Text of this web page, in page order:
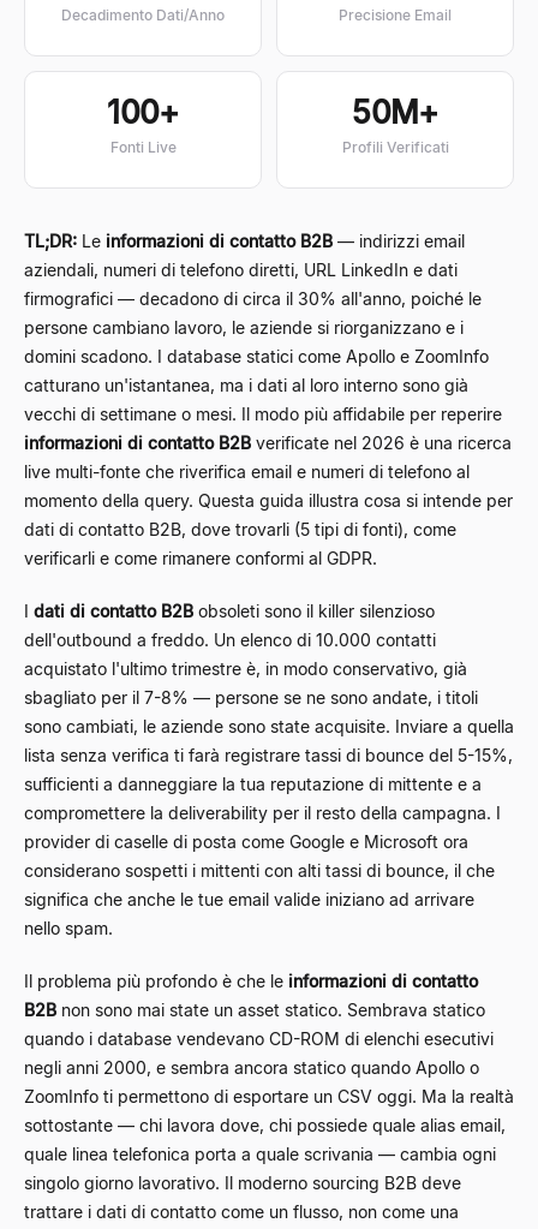
Decadimento Dati/Anno Precisione Email
100+
Fonti Live
50M+
Profili Verificati
TL;DR: Le informazioni di contatto B2B — indirizzi email
aziendali, numeri di telefono diretti, URL LinkedIn e dati
firmografici — decadono di circa il 30% all'anno, poiché le
persone cambiano lavoro, le aziende si riorganizzano e i
domini scadono. I database statici come Apollo e ZoomInfo
catturano un'istantanea, ma i dati al loro interno sono già
vecchi di settimane o mesi. Il modo più affidabile per reperire
informazioni di contatto B2B verificate nel 2026 è una ricerca
live multi-fonte che riverifica email e numeri di telefono al
momento della query. Questa guida illustra cosa si intende per
dati di contatto B2B, dove trovarli (5 tipi di fonti), come
verificarli e come rimanere conformi al GDPR.
I dati di contatto B2B obsoleti sono il killer silenzioso
dell'outbound a freddo. Un elenco di 10.000 contatti
acquistato l'ultimo trimestre è, in modo conservativo, già
sbagliato per il 7-8% — persone se ne sono andate, i titoli
sono cambiati, le aziende sono state acquisite. Inviare a quella
lista senza verifica ti farà registrare tassi di bounce del 5-15%,
sufficienti a danneggiare la tua reputazione di mittente e a
compromettere la deliverability per il resto della campagna. I
provider di caselle di posta come Google e Microsoft ora
considerano sospetti i mittenti con alti tassi di bounce, il che
significa che anche le tue email valide iniziano ad arrivare
nello spam.
Il problema più profondo è che le informazioni di contatto
B2B non sono mai state un asset statico. Sembrava statico
quando i database vendevano CD-ROM di elenchi esecutivi
negli anni 2000, e sembra ancora statico quando Apollo o
ZoomInfo ti permettono di esportare un CSV oggi. Ma la realtà
sottostante — chi lavora dove, chi possiede quale alias email,
quale linea telefonica porta a quale scrivania — cambia ogni
singolo giorno lavorativo. Il moderno sourcing B2B deve
trattare i dati di contatto come un flusso, non come una